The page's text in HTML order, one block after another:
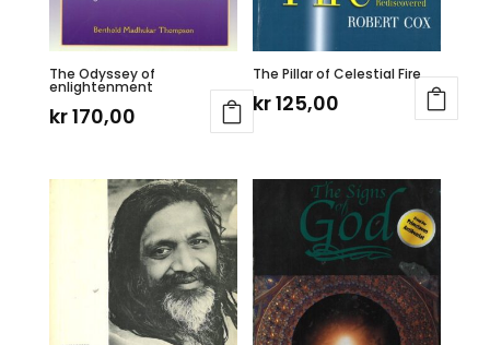
The Odyssey of
enlightenment
kr170,00
The Pillar of Celestial Fire
kr125,00